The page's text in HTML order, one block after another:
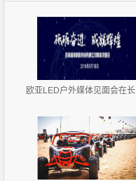
欧亚LED户外媒体见面会在长春召开